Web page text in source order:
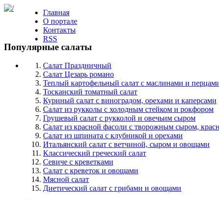
Главная
О портале
Контакты
RSS
Популярные салаты
Салат Праздничный
Салат Цезарь романо
Теплый картофельный салат с маслинами и
Тосканский томатный салат
Куриный салат с виноградом, орехами и каперсами
Салат из рукколы с холодным стейком и рокфором
Грушевый салат с рукколой и овечьим сыром
Салат из красной фасоли с творожным сыром,
Салат из шпината с клубникой и орехами
Итальянский салат с ветчиной, сыром и овощами
Классический греческий салат
Севиче с креветками
Салат c креветок и овощами
Мясной салат
Диетический салат с грибами и овощами